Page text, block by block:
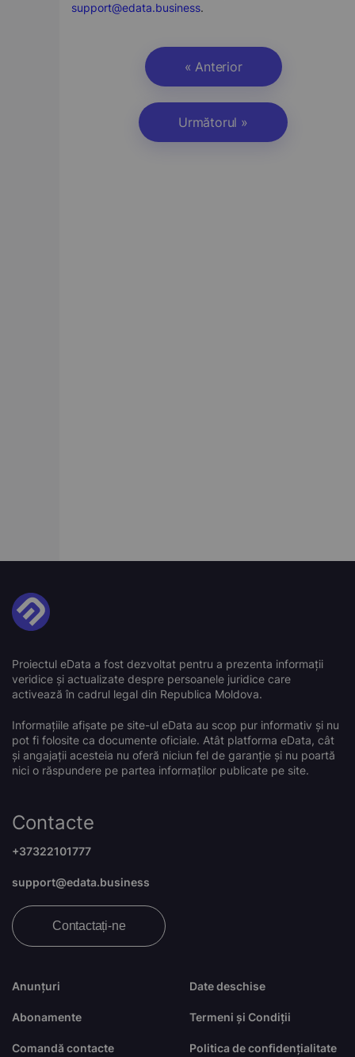
support@edata.business.
« Anterior
Următorul »
Proiectul eData a fost dezvoltat pentru a prezenta informații
veridice și actualizate despre persoanele juridice care
activează în cadrul legal din Republica Moldova.
Informațiile afișate pe site-ul eData au scop pur informativ și nu
pot fi folosite ca documente oficiale. Atât platforma eData, cât
și angajații acesteia nu oferă niciun fel de garanție și nu poartă
nici o răspundere pe partea informaților publicate pe site.
Anunțuri
Abonamente
Comandă contacte
Date deschise
Termeni și Condiții
Politica de confidențialitate
Contacte
+37322101777
support@edata.business
Contactați-ne